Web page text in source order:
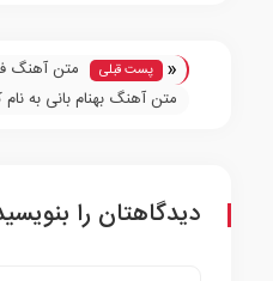
« پست قبلی
متن آهنگ
پخش آنلاین
متن آهنگ بهنام بانی به
دیدگاهتان را